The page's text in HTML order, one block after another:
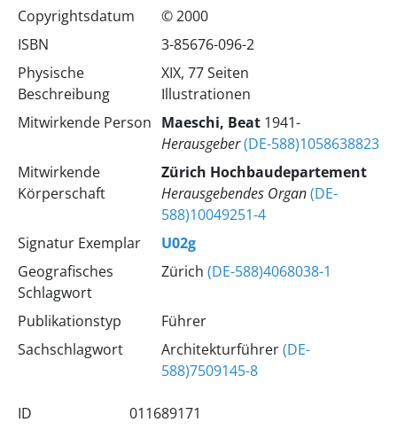
Copyrightsdatum
© 2000
ISBN
3-85676-096-2
Physische
Beschreibung
XIX, 77 Seiten
Illustrationen
Mitwirkende Person Maeschi, Beat 1941-
Herausgeber(DE-588)1058638823
Mitwirkende
Körperschaft
Zürich Hochbaudepartement
Herausgebendes Organ(DE-
588)10049251-4
Signatur Exemplar
U02g
Geografisches
Schlagwort
Zürich (DE-588)4068038-1
Publikationstyp
Führer
Sachschlagwort
Architekturführer(DE-
588)7509145-8
ID 011689171